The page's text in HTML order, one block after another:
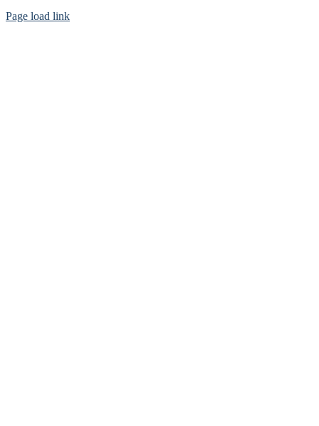
Page load link